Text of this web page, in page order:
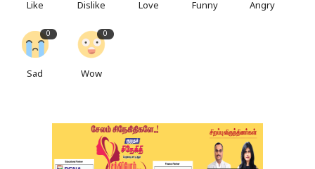
Like Dislike Love Funny Angry
0
Sad
0
Wow